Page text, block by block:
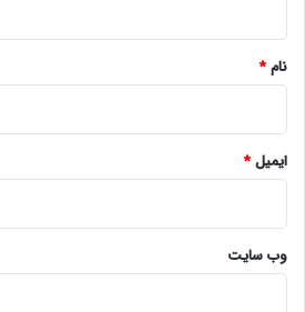
نام*
ایمیل*
وب‌ سایت